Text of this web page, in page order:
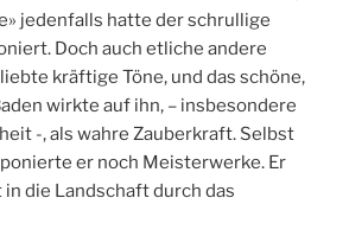
jedenfalls hatte der schrullige
Doch auch etliche andere
kräftige Töne, und das schöne,
wirkte auf ihn, – insbesondere
-, als wahre Zauberkraft. Selbst
er noch Meisterwerke. Er
die Landschaft durch das